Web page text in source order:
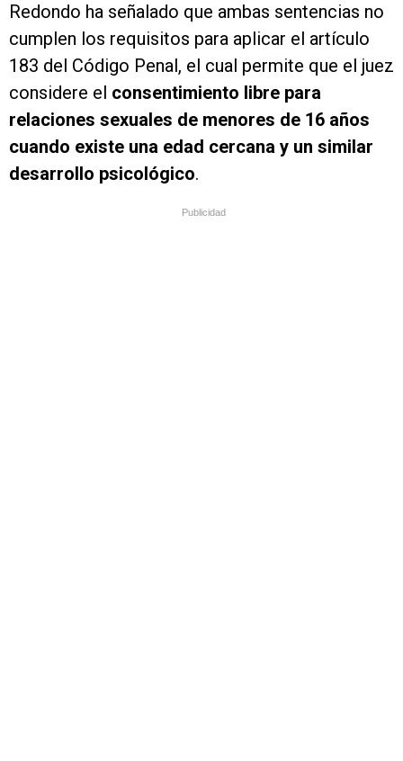
Redondo ha señalado que ambas sentencias no
cumplen los requisitos para aplicar el artículo
183 del Código Penal, el cual permite que el juez
considere el consentimiento libre para
relaciones sexuales de menores de 16 años
cuando existe una edad cercana y un similar
desarrollo psicológico.
Publicidad